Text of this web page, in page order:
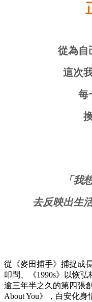
從為自
這次
每
「我
去反映出生
從《麥田捕手》捕捉成
叩問、《1990s》以恢
逾三年半之久的第四張
About You》，白安化